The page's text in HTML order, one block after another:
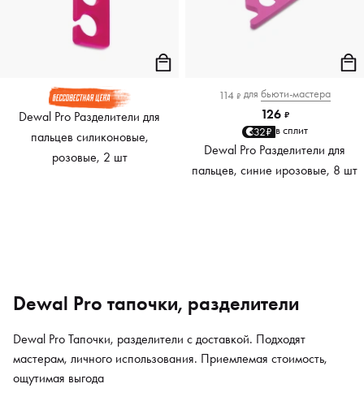
Dewal Pro Разделители для
пальцев силиконовые,
розовые, 2 шт
114 ₽ для бьюти-мастера
126 ₽
32₽ в сплит
Dewal Pro Разделители для
пальцев, синие ирозовые, 8 шт
Dewal Pro тапочки, разделители
Dewal Pro Тапочки, разделители с доставкой. Подходят
мастерам, личного использования. Приемлемая стоимость,
ощутимая выгода